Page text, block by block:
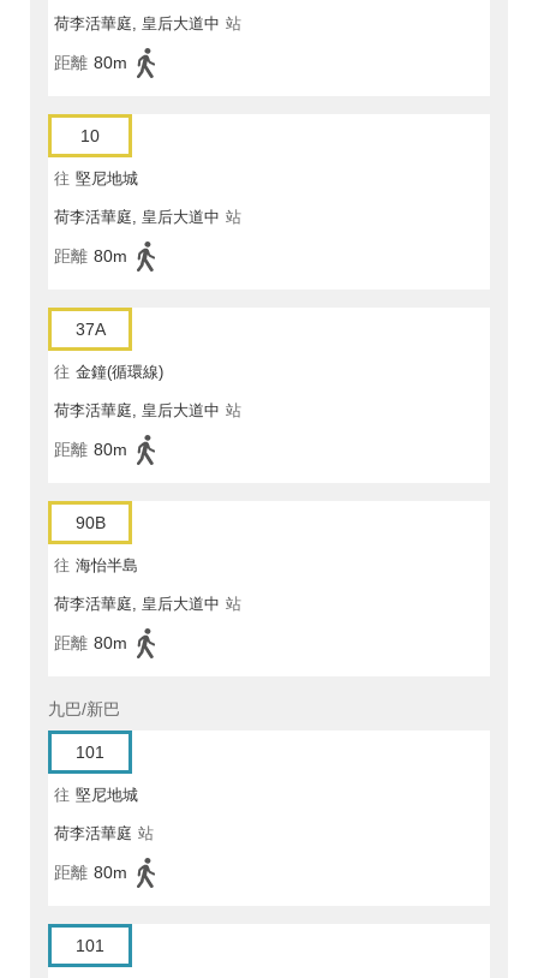
荷李活華庭, 皇后大道中 站
距離 80m
10
往 堅尼地城
荷李活華庭, 皇后大道中 站
距離 80m
37A
往 金鐘(循環線)
荷李活華庭, 皇后大道中 站
距離 80m
90B
往 海怡半島
荷李活華庭, 皇后大道中 站
距離 80m
九巴/新巴
101
往 堅尼地城
荷李活華庭 站
距離 80m
101